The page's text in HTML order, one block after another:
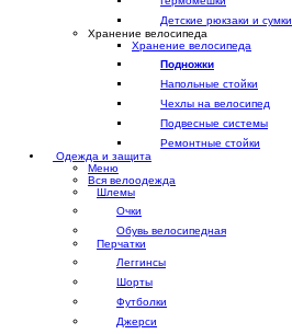
Детские рюкзаки и сумки
Хранение велосипеда
Хранение велосипеда
Подножки
Напольные стойки
Чехлы на велосипед
Подвесные системы
Ремонтные стойки
Одежда и защита
Меню
Вся велоодежда
Шлемы
Очки
Обувь велосипедная
Перчатки
Леггинсы
Шорты
Футболки
Джерси